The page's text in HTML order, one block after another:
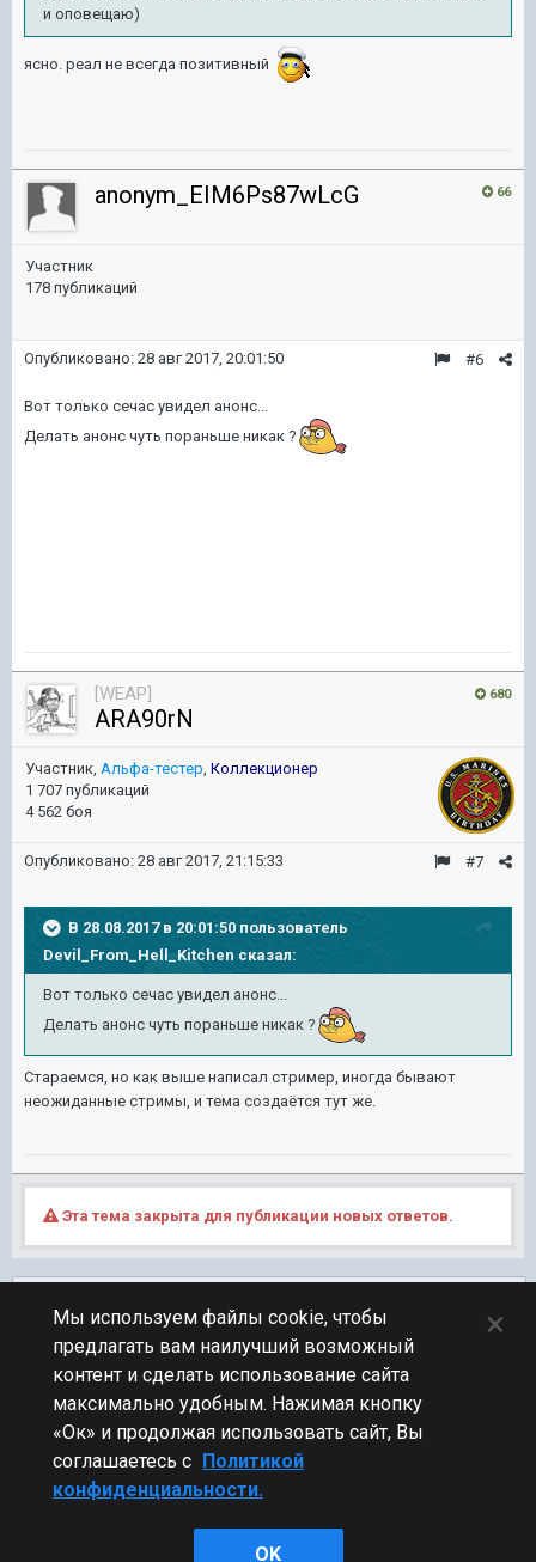
и оповещаю)
ясно. реал не всегда позитивный
66
anonym_EIM6Ps87wLcG
Участник
178 публикаций
#6
Опубликовано: 28 авг 2017, 20:01:50
Вот только сечас увидел анонс...
Делать анонс чуть пораньше никак ?
680
[WEAP]
ARA90rN
Участник, Альфа-тестер, Коллекционер
1 707 публикаций
4 562 боя
#7
Опубликовано: 28 авг 2017, 21:15:33
В 28.08.2017 в 20:01:50 пользователь
Devil_From_Hell_Kitchen сказал:
Вот только сечас увидел анонс...
Делать анонс чуть пораньше никак ?
Стараемся, но как выше написал стример, иногда бывают
неожиданные стримы, и тема создаётся тут же.
Эта тема закрыта для публикации новых ответов.
ПЕРЕЙТИ К СПИСКУ ТЕМ
Блогеры
Стиль
Мы используем файлы cookie, чтобы
предлагать вам наилучший возможный
контент и сделать использование сайта
максимально удобным. Нажимая кнопку
«Ок» и продолжая использовать сайт, Вы
соглашаетесь с Политикой
конфиденциальности.
OK
×